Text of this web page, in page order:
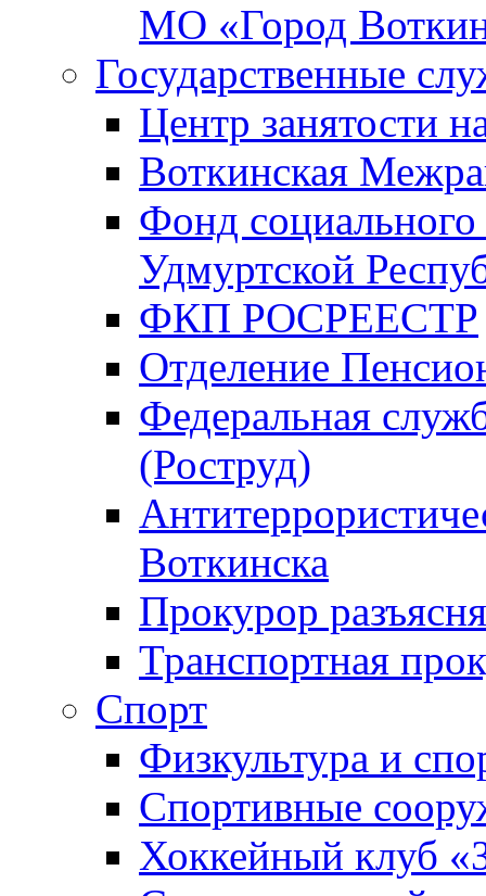
МО «Город
Государственные
Центр занятости
Воткинская
Фонд
Удмуртской
ФКП РОСРЕЕСТР
Отделение
Федеральная
(Роструд)
Воткинска
Прокурор
Транспортная
Спорт
Физкультура и
Спортивные
Хоккейный клуб